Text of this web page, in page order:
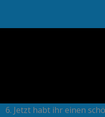
6. Jetzt habt ihr einen